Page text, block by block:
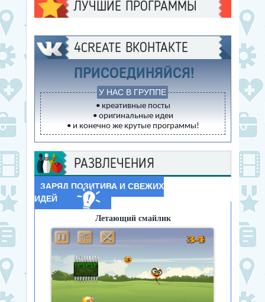
ЛУЧШИЕ ПРОГРАММЫ
4CREATE ВКОНТАКТЕ
ПРИСОЕДИНЯЙСЯ!
У НАС В ГРУППЕ
• креативные посты
• оригинальные идеи
• и конечно же крутые программы!
РАЗВЛЕЧЕНИЯ
ЗАРЯД ПОЗИТИВА И СВЕЖИХ
ИДЕЙ
Летающий смайлик